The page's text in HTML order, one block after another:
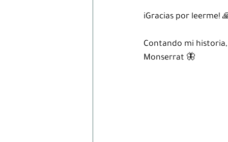
iGracias por leerme!
Contando mi historia,
Monserrat 🦋